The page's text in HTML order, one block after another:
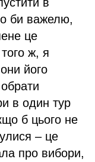
би важелю,
це
ж, я
його
в один тур
б цього не
– це
про вибори,